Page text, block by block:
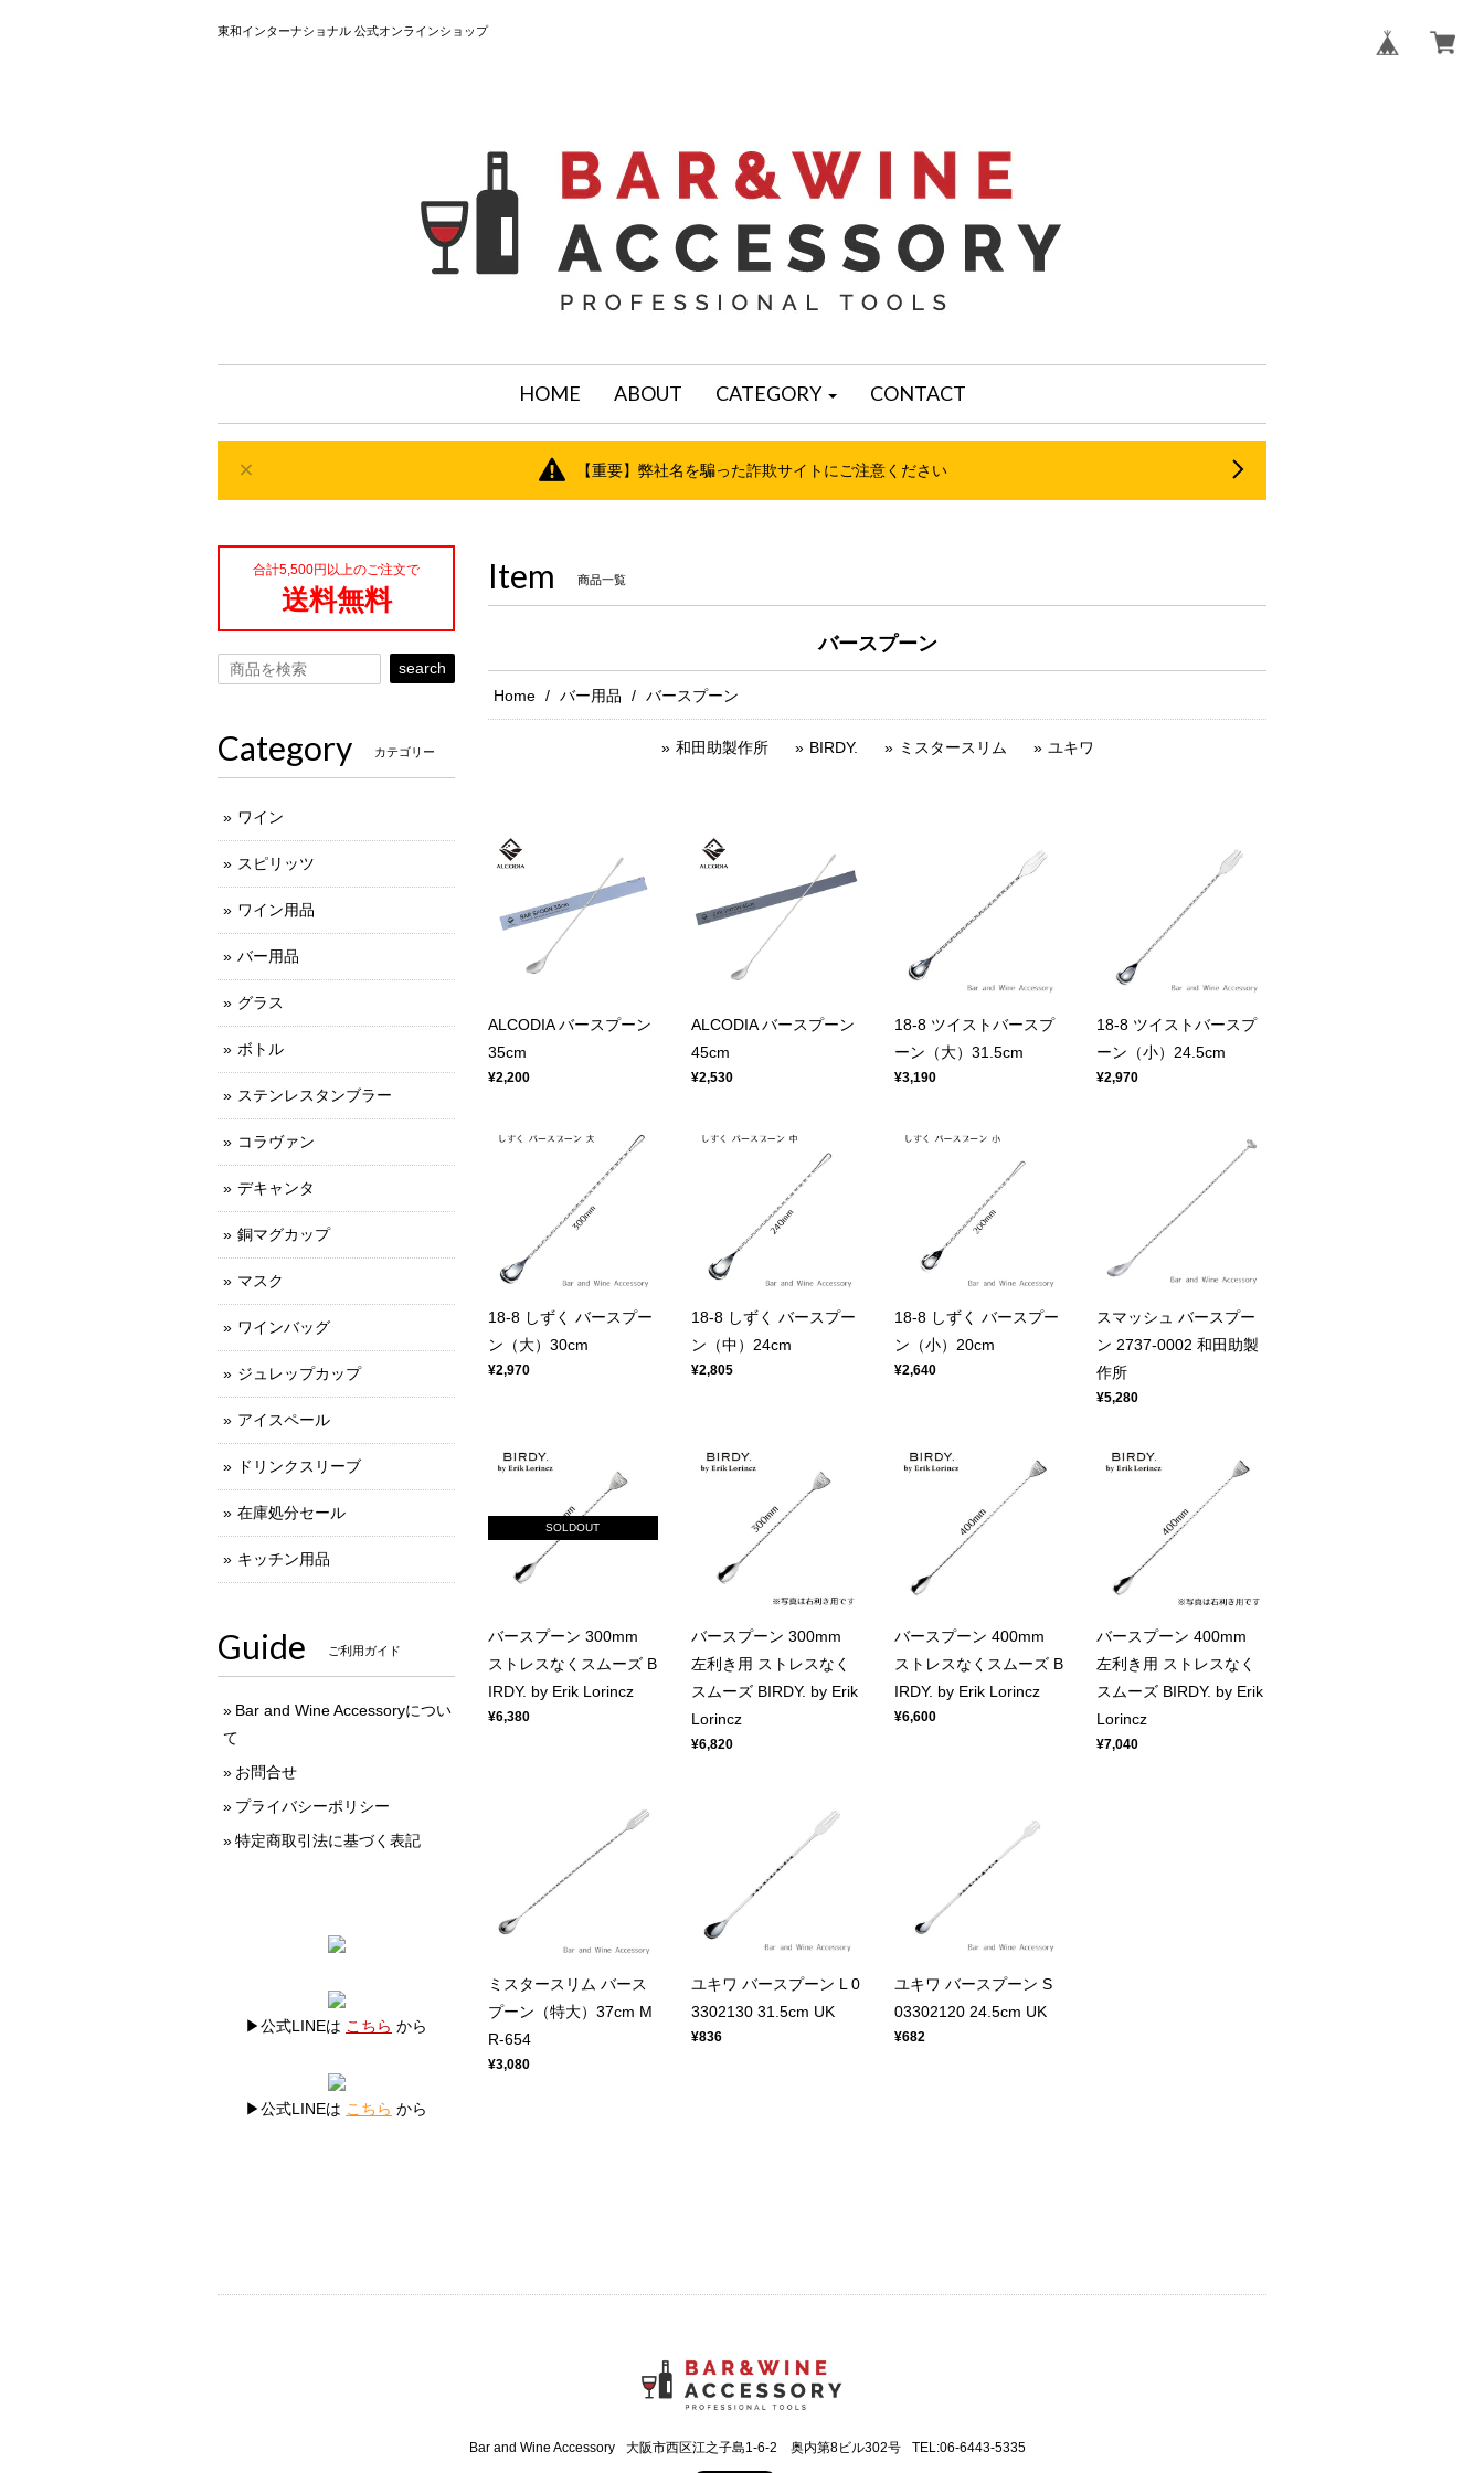
東和インターナショナル 公式オンラインショップ
HOME ABOUT CATEGORY CONTACT
【重要】弊社名を騙った詐欺サイトにご注意ください
Item 商品一覧
バースプーン
Home バー用品 バースプーン
和田助製作所 BIRDY. ミスタースリム ユキワ
ALCODIA バースプーン
35cm
¥2,200
ALCODIA バースプーン
45cm
¥2,530
18-8 ツイストバースプ
ーン（大）31.5cm
¥3,190
18-8 ツイストバースプ
ーン（小）24.5cm
¥2,970
18-8 しずく バースプー
ン（大）30cm
¥2,970
18-8 しずく バースプー
ン（中）24cm
¥2,805
18-8 しずく バースプー
ン（小）20cm
¥2,640
スマッシュ バースプー
ン 2737-0002 和田助製
作所
¥5,280
SOLDOUT
バースプーン 300mm
ストレスなくスムーズ B
IRDY. by Erik Lorincz
¥6,380
バースプーン 300mm
左利き用 ストレスなく
スムーズ BIRDY. by Erik
Lorincz
¥6,820
バースプーン 400mm
ストレスなくスムーズ B
IRDY. by Erik Lorincz
¥6,600
バースプーン 400mm
左利き用 ストレスなく
スムーズ BIRDY. by Erik
Lorincz
¥7,040
ミスタースリム バース
プーン（特大）37cm M
R-654
¥3,080
ユキワ バースプーン L 0
3302130 31.5cm UK
¥836
ユキワ バースプーン S
03302120 24.5cm UK
¥682
合計5,500円以上のご注文で
送料無料
search
Category カテゴリー
ワイン
スピリッツ
ワイン用品
バー用品
グラス
ボトル
ステンレスタンブラー
コラヴァン
デキャンタ
銅マグカップ
マスク
ワインバッグ
ジュレップカップ
アイスペール
ドリンクスリーブ
在庫処分セール
キッチン用品
Guide ご利用ガイド
Bar and Wine Accessoryについ
て
お問合せ
プライバシーポリシー
特定商取引法に基づく表記
▶公式LINEは こちら から
▶公式LINEは こちら から
Bar and Wine Accessory 大阪市西区江之子島1-6-2 奥内第8ビル302号 TEL:06-6443-5335